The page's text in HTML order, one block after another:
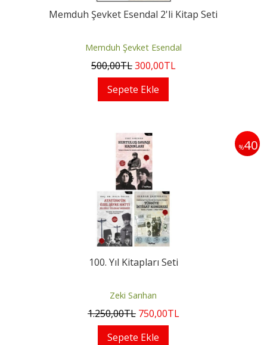
Memduh Şevket Esendal 2'li Kitap Seti
Memduh Şevket Esendal
500,00TL300,00TL
Sepete Ekle
%40
100. Yıl Kitapları Seti
Zeki Sarıhan
1.250,00TL 750,00TL
Sepete Ekle